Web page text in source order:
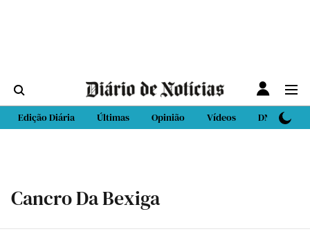
Edição Diária Últimas Opinião Vídeos DN Sport
Cancro Da Bexiga